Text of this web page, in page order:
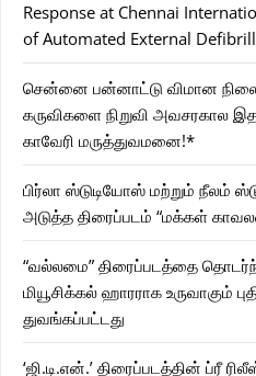
Response at Chennai
of Automated External
சென்னை பன்னாட்டு விமான
கருவிகளை நிறுவி அவசரகால
காவேரி மருத்துவமனை!*
பிர்லா ஸ்டுடியோஸ் மற்றும் நீலம்
அடுத்த திரைப்படம் “மக்கள்
“வல்லமை” திரைப்படத்தை
மியூசிக்கல் ஹாரராக உருவாகும்
துவங்கப்பட்டது
‘ஜி.டி.என்.’ திரைப்படத்தின் ப்ரீ